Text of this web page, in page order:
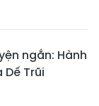
ngắn: Hành
Trũi